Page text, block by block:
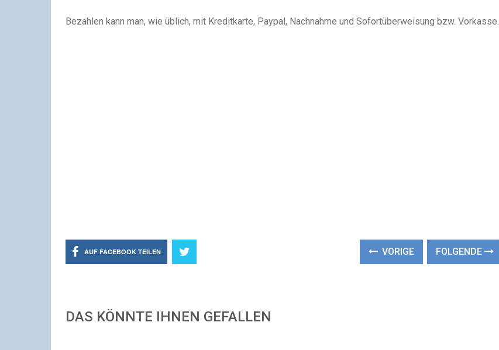
Bezahlen kann man, wie üblich, mit Kreditkarte, Paypal, Nachnahme und Sofortüberweisung bzw. Vorkasse.
AUF FACEBOOK TEILEN VORIGE FOLGENDE
DAS KÖNNTE IHNEN GEFALLEN